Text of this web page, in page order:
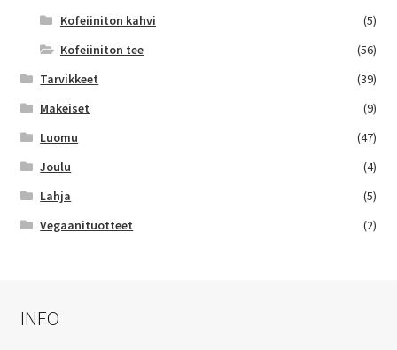
Kofeiiniton kahvi
(5)
Kofeiiniton tee
(56)
Tarvikkeet
(39)
Makeiset
(9)
Luomu
(47)
Joulu
(4)
Lahja
(5)
Vegaanituotteet
(2)
INFO